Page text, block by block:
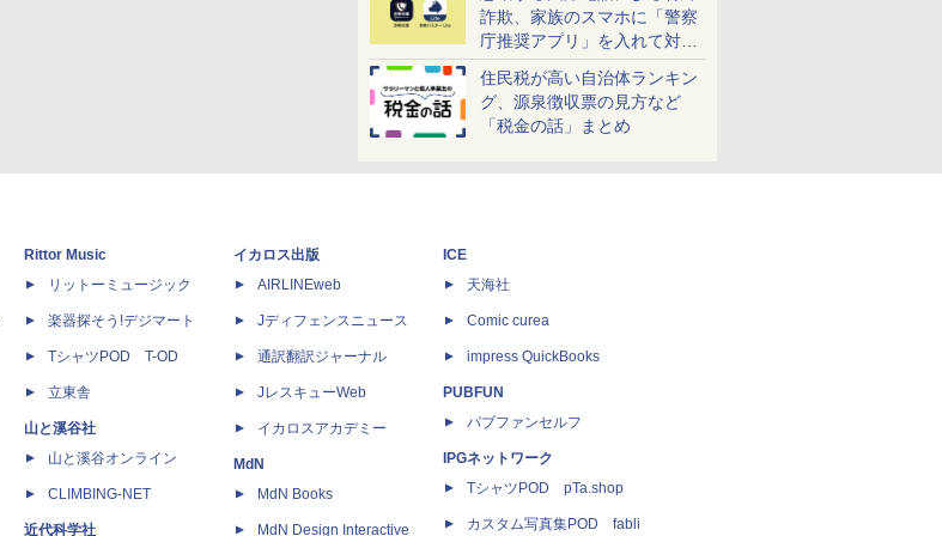
詐欺、家族のスマホに「警察
庁推奨アプリ」を入れて対策
しよう！
住民税が高い自治体ランキン
グ、源泉徴収票の見方など
「税金の話」まとめ
Rittor Music
リットーミュージック
楽器探そう!デジマート
TシャツPOD T-OD
立東舎
山と溪谷社
山と溪谷オンライン
CLIMBING-NET
近代科学社
イカロス出版
AIRLINEweb
Jディフェンスニュース
通訳翻訳ジャーナル
JレスキューWeb
イカロスアカデミー
MdN
MdN Books
MdN Design Interactive
ICE
天海社
Comic curea
impress QuickBooks
PUBFUN
パブファンセルフ
IPGネットワーク
TシャツPOD pTa.shop
カスタム写真集POD fabli